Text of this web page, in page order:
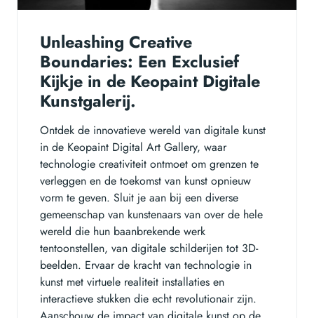
Unleashing Creative
Boundaries: Een Exclusief
Kijkje in de Keopaint Digitale
Kunstgalerij.
Ontdek de innovatieve wereld van digitale kunst
in de Keopaint Digital Art Gallery, waar
technologie creativiteit ontmoet om grenzen te
verleggen en de toekomst van kunst opnieuw
vorm te geven. Sluit je aan bij een diverse
gemeenschap van kunstenaars van over de hele
wereld die hun baanbrekende werk
tentoonstellen, van digitale schilderijen tot 3D-
beelden. Ervaar de kracht van technologie in
kunst met virtuele realiteit installaties en
interactieve stukken die echt revolutionair zijn.